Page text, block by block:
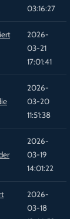
03:16:27
2026-
03-21
17:01:41
2026-
03-20
11:51:38
2026-
03-19
14:01:22
2026-
03-18